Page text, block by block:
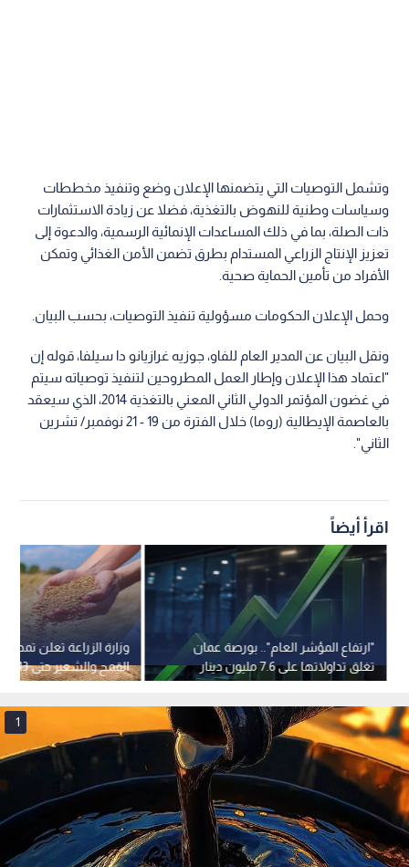
وتشمل التوصيات التي يتضمنها الإعلان وضع وتنفيذ مخططات
وسياسات وطنية للنهوض بالتغذية، فضلا عن زيادة الاستثمارات
ذات الصلة، بما في ذلك المساعدات الإنمائية الرسمية، والدعوة إلى
تعزيز الإنتاج الزراعي المستدام بطرق تضمن الأمن الغذائي وتمكن
الأفراد من تأمين الحماية صحية.
وحمل الإعلان الحكومات مسؤولية تنفيذ التوصيات، بحسب البيان.
ونقل البيان عن المدير العام للفاو، جوزيه غرازيانو دا سيلفا، قوله إن
"اعتماد هذا الإعلان وإطار العمل المطروحين لتنفيذ توصياته سيتم
في غضون المؤتمر الدولي الثاني المعني بالتغذية 2014، الذي سيعقد
بالعاصمة الإيطالية (روما) خلال الفترة من 19 - 21 نوفمبر/ تشرين
الثاني".
اقرأ أيضاً
وزارة الزراعة تعلن تمديد
القمح والشعير حتى 13 آب
"ارتفاع المؤشر العام".. بورصة عمان
تغلق تداولاتها على 7.6 مليون دينار
1